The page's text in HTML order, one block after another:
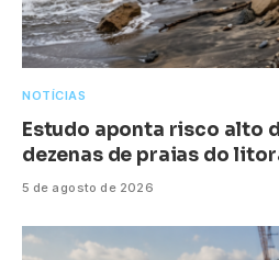
NOTÍCIAS
Estudo aponta risco alto
dezenas de praias do
5 de agosto de 2026